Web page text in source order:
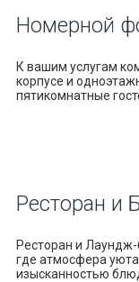
Номерной
К вашим услугам
корпусе и
пятикомнатные
Ресторан и
Ресторан и Лаундж-
где атмосфера
изысканностью